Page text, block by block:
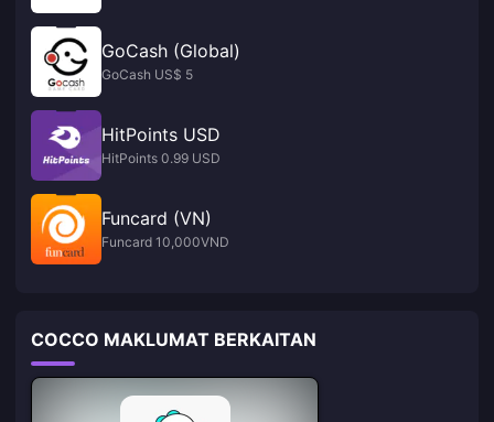
GoCash (Global)
GoCash US$ 5
HitPoints USD
HitPoints 0.99 USD
Funcard (VN)
Funcard 10,000VND
COCCO MAKLUMAT BERKAITAN